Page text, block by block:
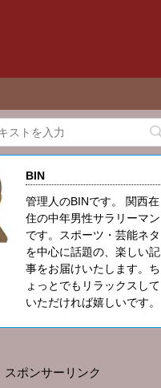
BIN
管理人のBINです。 関西在
住の中年男性サラリーマン
です。スポーツ・芸能ネタ
を中心に話題の、楽しい記
事をお届けいたします。ち
ょっとでもリラックスして
いただければ嬉しいです。
スポンサーリンク